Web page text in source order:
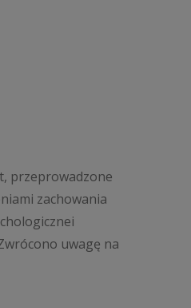
przeprowadzone
zachowania
uwagę na